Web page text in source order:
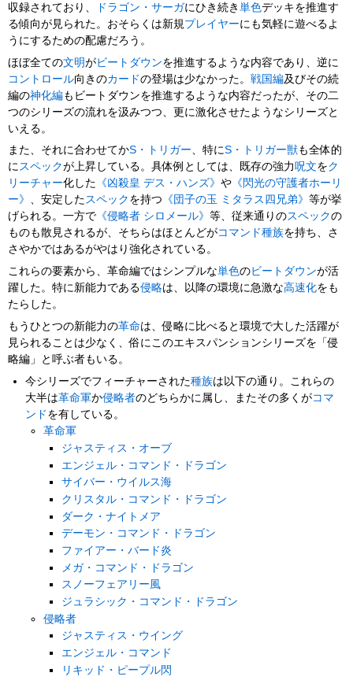
収録されており、
ドラゴン・サーガにひき続き単色デッキを推進す
る傾向が見られた。おそらくは新規 プレイヤーにも気軽に遊べるよ
うにするための配慮だろう。
ほぼ全ての文明がビートダウンを推進するような内容であり、逆に
コントロール向きのカードの登場は少なかった。戦国編及びその続
編の神化編もビートダウンを推進するような内容だったが、その二
つのシリーズの流れを汲みつつ、更に激化させたようなシリーズと
いえる。
また、それに合わせてかS・トリガー、特にS・トリガー獣も全体的
にスペックが上昇している。具体例としては、既存の強力呪文をク
リーチャー化した 《凶殺皇 デス・ハンズ》や 《閃光の守護者ホーリ
ー》 、安定したスペック を持つ 《団子の玉 ミタラス四兄弟》等が挙
げられる。一方で 《侵略者 シロメール》等、従来通りのスペックの
ものも散見されるが、そちらはほとんどがコマンド種族を持ち、さ
さやかではあるがやはり強化されている。
これらの要素から、革命編ではシンプルな単色のビートダウンが活
躍した。特に新能力である侵略は、以降の環境に急激な高速化をも
たらした。
もうひとつの新能力の革命は、侵略に比べると環境で大した活躍が
見られることは少なく、俗にこのエキスパンションシリーズを「侵
略編」と呼ぶ者もいる。
今シリーズでフィーチャーされた種族は以下の通り。これらの
大半は革命軍か侵略者のどちらかに属し、またその多くがコマ
ンド を有している。
革命軍
ジャスティス・オーブ
エンジェル・コマンド・ドラゴン
サイバー・ウイルス海
クリスタル・コマンド・ドラゴン
ダーク・ナイトメア
デーモン・コマンド・ドラゴン
ファイアー・バード炎
メガ・コマンド・ドラゴン
スノーフェアリー風
ジュラシック・コマンド・ドラゴン
侵略者
ジャスティス・ウイング
エンジェル・コマンド
リキッド・ピープル閃